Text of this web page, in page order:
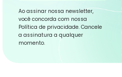
Ao assinar nossa newsletter,
você concorda com nossa
Política de privacidade. Cancele
a assinatura a qualquer
momento.